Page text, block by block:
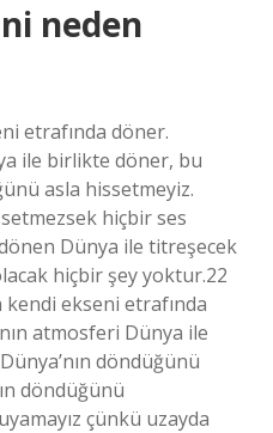
neden
etrafında döner.
ile birlikte döner, bu
asla hissetmeyiz.
hiçbir ses
Dünya ile titreşecek
hiçbir şey yoktur.22
ekseni etrafında
atmosferi Dünya ile
döndüğünü
döndüğünü
çünkü uzayda